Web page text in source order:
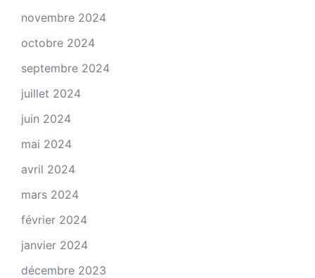
novembre 2024
octobre 2024
septembre 2024
juillet 2024
juin 2024
mai 2024
avril 2024
mars 2024
février 2024
janvier 2024
décembre 2023